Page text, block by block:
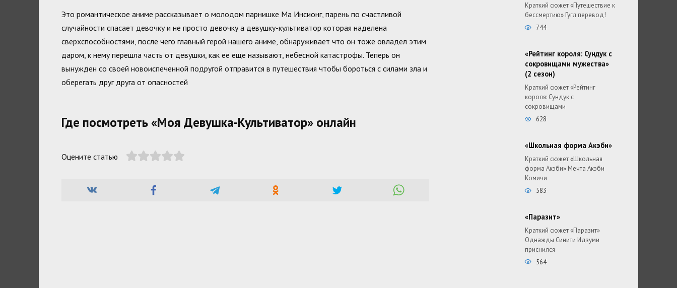
Это романтическое аниме рассказывает о молодом парнишке Ма Инсионг, парень по счастливой
случайности спасает девочку и не просто девочку а девушку-культиватор которая наделена
сверхспособностями, после чего главный герой нашего аниме, обнаруживает что он тоже овладел этим
даром, к нему перешла часть от девушки, как ее еще называют, небесной катастрофы. Теперь он
вынужден со своей новоиспеченной подругой отправится в путешествия чтобы бороться с силами зла и
оберегать друг друга от опасностей
Где посмотреть «Моя Девушка-Культиватор» онлайн
Оцените статью
Краткий сюжет «Путешествие к
бессмертию» Гугл перевод!
744
«Рейтинг короля: Сундук с
сокровищами мужества»
(2 сезон)
Краткий сюжет «Рейтинг
короля: Сундук с
сокровищами
628
«Школьная форма Акэби»
Краткий сюжет «Школьная
форма Акэби» Мечта Акэби
Комичи
583
«Паразит»
Краткий сюжет «Паразит»
Однажды Синити Идзуми
приснился
564